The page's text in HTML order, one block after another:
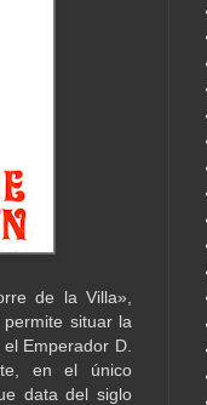
de la Villa»,
situar la
Emperador D.
en el único
data del siglo